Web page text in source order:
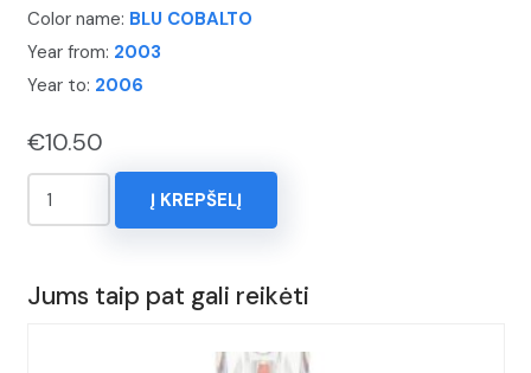
Color name: BLU COBALTO
Year from: 2003
Year to: 2006
€10.50
produkto
kiekis:
15ml.
Į KREPŠELĮ
Jums taip pat gali reikėti